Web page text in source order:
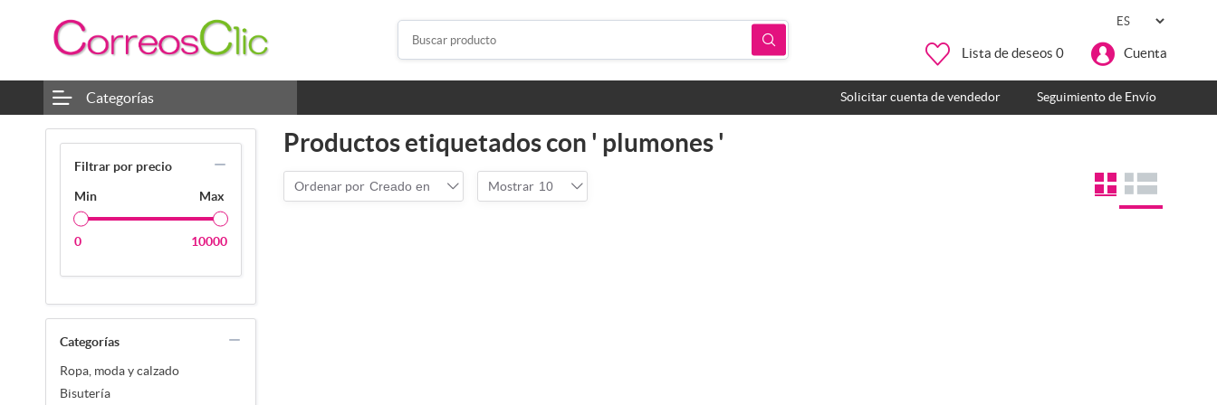
Lista de deseos 0 Cuenta
Categorías Solicitar cuenta de vendedor Seguimiento de Envío
Filtrar por precio
Min Max
0 10000
Categorías
Ropa, moda y calzado
Bisutería
Productos etiquetados con ' plumones '
Ordenar por Creado en Mostrar 10